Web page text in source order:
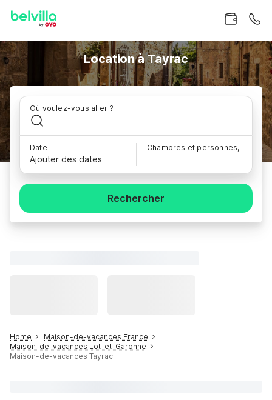
Location à Tayrac
Où voulez-vous aller ?
Date
Ajouter des dates
Chambres et personnes,
Rechercher
Home
Maison-de-vacances France
Maison-de-vacances Lot-et-Garonne
Maison-de-vacances Tayrac